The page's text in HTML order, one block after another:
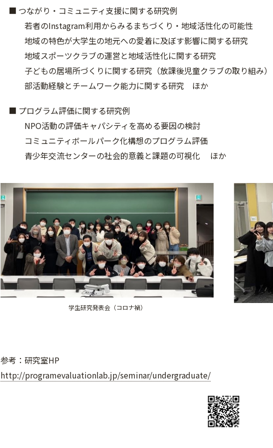
■ つながり・コミュニティ支援に関する研究例
若者のInstagram利用からみるまちづくり・地域活性化の可能性
地域の特色が大学生の地元への愛着に及ぼす影響に関する研究
地域スポーツクラブの運営と地域活性化に関する研究
子どもの居場所づくりに関する研究（放課後児童クラブの取り組み）
部活動経験とチームワーク能力に関する研究 ほか
■ プログラム評価に関する研究例
NPO活動の評価キャパシティを高める要因の検討
コミュニティボールパーク化構想のプログラム評価
青少年交流センターの社会的意義と課題の可視化 ほ
学生研究発表会（コロナ禍）
参考：研究室HP
http://programevaluationlab.jp/seminar/undergraduate/